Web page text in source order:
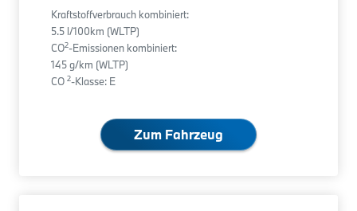
Kraftstoffverbrauch kombiniert:
5.5 l/100km (WLTP)
CO2-Emissionen kombiniert:
145 g/km (WLTP)
CO 2-Klasse: E
Zum Fahrzeug